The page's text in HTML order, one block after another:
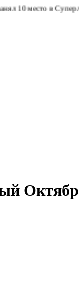
место в Суперлиге.